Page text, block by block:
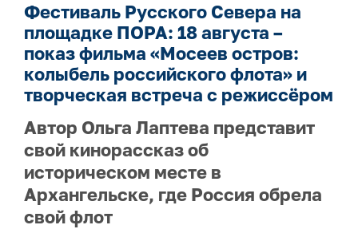
Фестиваль Русского Севера на
площадке ПОРА: 18 августа –
показ фильма «Мосеев остров:
колыбель российского флота» и
творческая встреча с режиссёром
Автор Ольга Лаптева представит
свой кинорассказ об
историческом месте в
Архангельске, где Россия обрела
свой флот